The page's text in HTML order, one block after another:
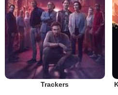
Trackers